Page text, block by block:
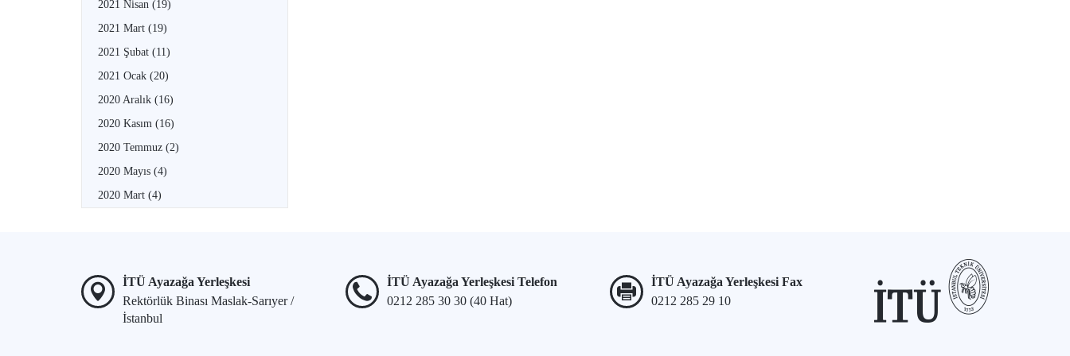
2021 Nisan (19)
2021 Mart (19)
2021 Şubat (11)
2021 Ocak (20)
2020 Aralık (16)
2020 Kasım (16)
2020 Temmuz (2)
2020 Mayıs (4)
2020 Mart (4)
İTÜ Ayazağa Yerleşkesi
Rektörlük Binası Maslak-Sarıyer /
İstanbul
İTÜ Ayazağa Yerleşkesi Telefon
0212 285 30 30 (40 Hat)
İTÜ Ayazağa Yerleşkesi Fax
0212 285 29 10